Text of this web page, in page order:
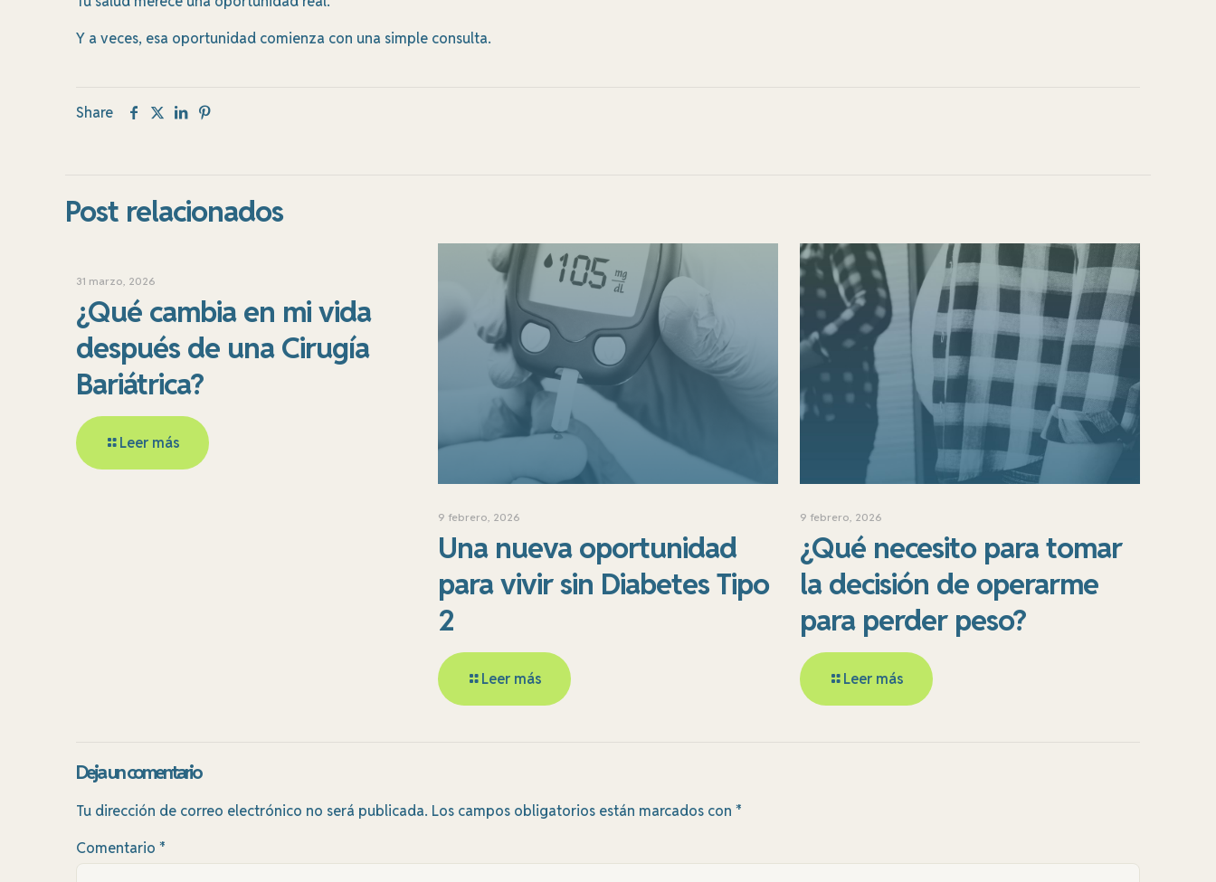
Y a veces, esa oportunidad comienza con una simple consulta.
Share
Post relacionados
31 marzo, 2026
¿Qué cambia en mi vida
después de una Cirugía
Bariátrica?
Leer más
9 febrero, 2026
Una nueva oportunidad
para vivir sin Diabetes Tipo
2
Leer más
9 febrero, 2026
¿Qué necesito para tomar
la decisión de operarme
para perder peso?
Leer más
Deja un comentario
Tu dirección de correo electrónico no será publicada. Los campos obligatorios están marcados con *
Comentario *